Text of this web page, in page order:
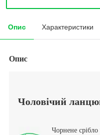
Опис Характеристики
Опис
Чоловічий
Чорнене